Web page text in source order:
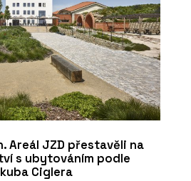
Areál JZD přestavěli na
s ubytováním podle
Ciglera